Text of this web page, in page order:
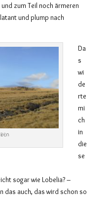
zum Teil noch ärmeren
und plump nach
Da
s
wi
de
rte
mi
ch
in
die
se
sogar wie Lobelia? –
das auch, das wird schon so